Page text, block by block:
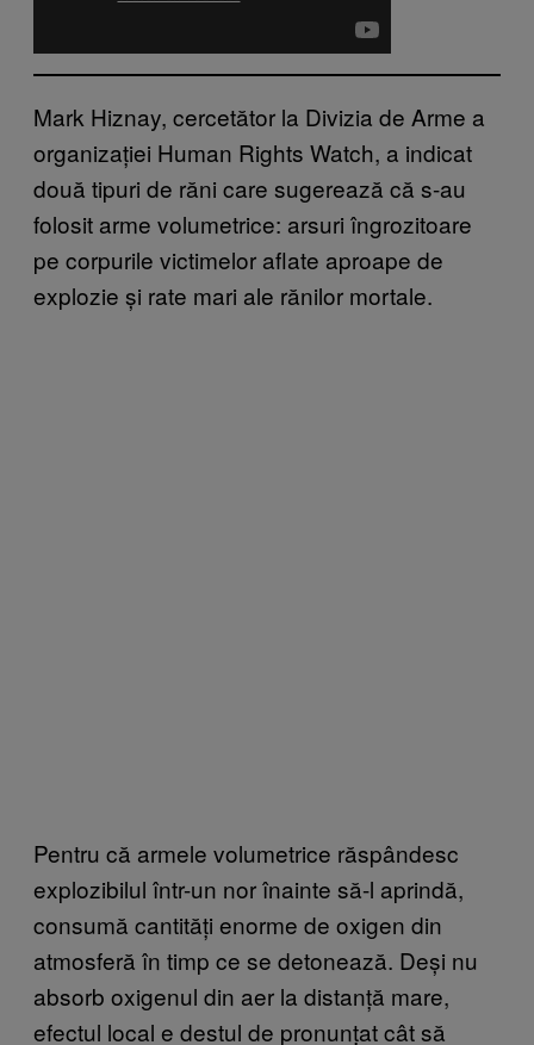
Mark Hiznay, cercetător la Divizia de Arme a
organizației Human Rights Watch, a indicat
două tipuri de răni care sugerează că s-au
folosit arme volumetrice: arsuri îngrozitoare
pe corpurile victimelor aflate aproape de
explozie și rate mari ale rănilor mortale.
Pentru că armele volumetrice răspândesc
explozibilul într-un nor înainte să-l aprindă,
consumă cantități enorme de oxigen din
atmosferă în timp ce se detonează. Deși nu
absorb oxigenul din aer la distanță mare,
efectul local e destul de pronunțat cât să